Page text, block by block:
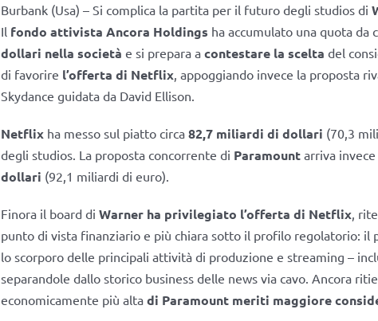
Burbank (Usa) – Si complica la partita per il futuro degli studios di
Il fondo attivista Ancora Holdings ha accumulato una quota da
dollari nella società e si prepara a contestare la scelta del
di favorire l’offerta di Netflix, appoggiando invece la proposta
Skydance guidata da David Ellison.
Netflixha messo sul piatto circa 82,7 miliardi di dollari (70,3
degli studios. La proposta concorrente di Paramountarriva invece
dollari (92,1 miliardi di euro).
Finora il board di Warner ha privilegiato l’offerta di Netflix,
punto di vista finanziario e più chiara sotto il profilo regolatorio:
lo scorporo delle principali attività di produzione e streaming –
separandole dallo storico business delle news via cavo. Ancora
economicamente più alta di Paramount meriti maggiore